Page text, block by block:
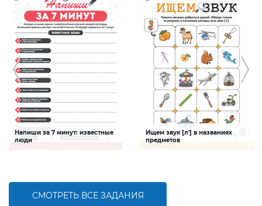
Напиши за 7 минут: известные
люди
Ищем звук [л'] в названиях
предметов
СМОТРЕТЬ ВСЕ ЗАДАНИЯ